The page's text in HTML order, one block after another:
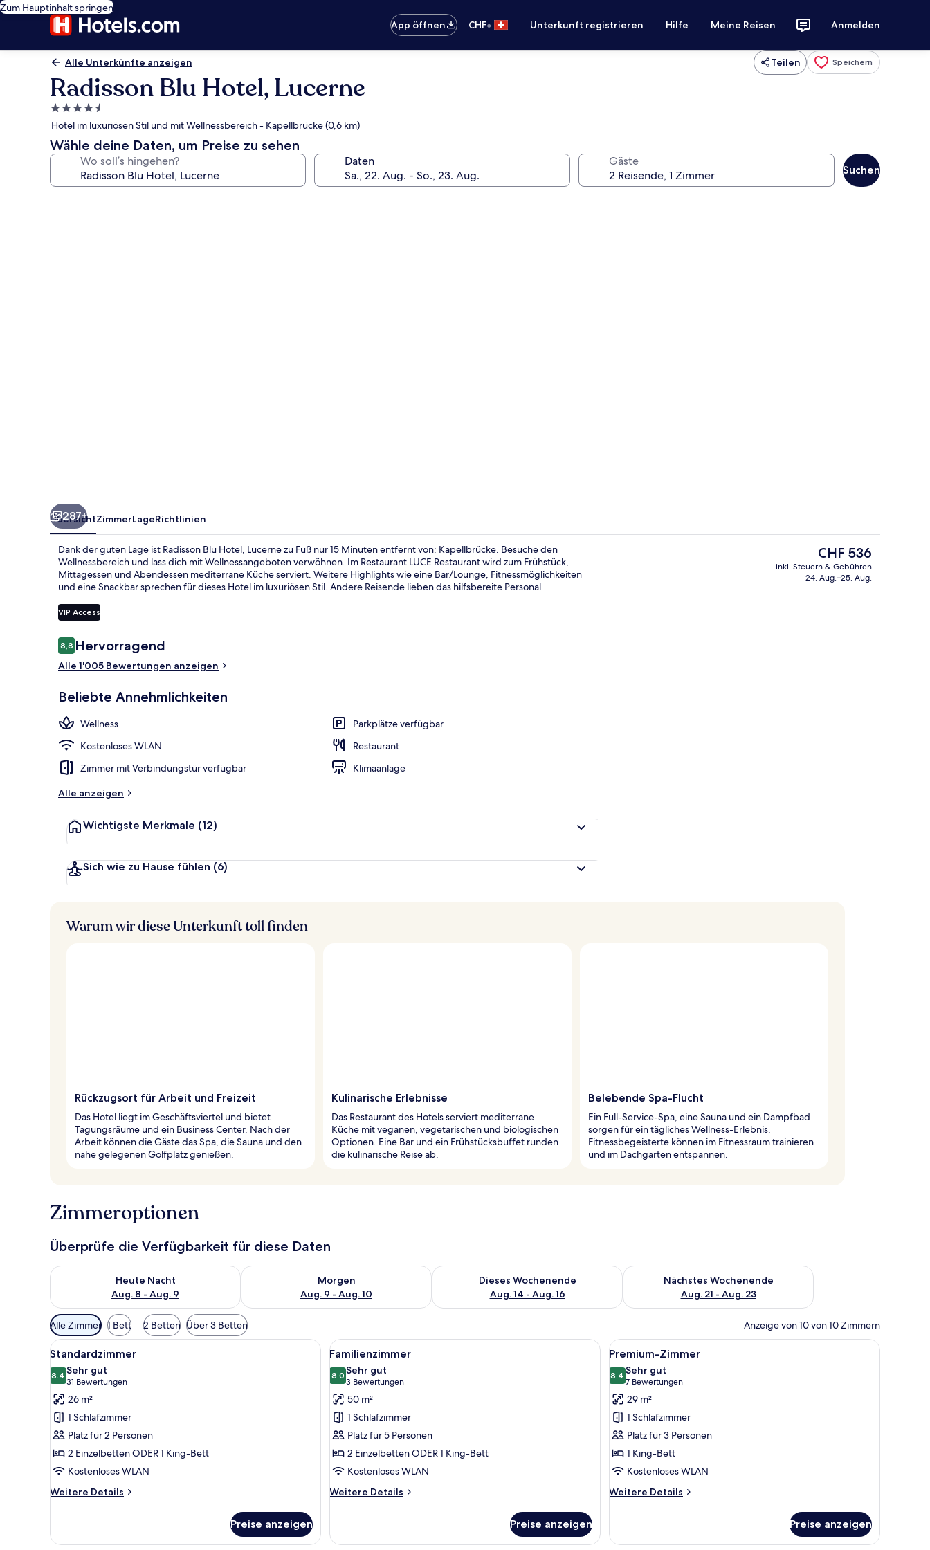
Zum Hauptinhalt springen
App öffnen
CHF• Unterkunft registrieren Hilfe Meine Reisen Anmelden
Alle Unterkünfte anzeigen Teilen Speichern
Radisson Blu Hotel, Lucerne
4.5-
Sterne-
Unterkunft
Hotel im luxuriösen Stil und mit Wellnessbereich - Kapellbrücke (0,6 km)
Wähle deine Daten, um Preise zu sehen
Wo soll’s hingehen? Daten Gäste
Suchen
Premium-Zimmer, Seeseite
287+
ÜbersichtZimmerLageRichtlinien
Dank der guten Lage ist Radisson Blu Hotel, Lucerne zu Fuß nur 15 Minuten entfernt von: Kapellbrücke. Besuche den
Wellnessbereich und lass dich mit Wellnessangeboten verwöhnen. Im Restaurant LUCE Restaurant wird zum Frühstück,
Mittagessen und Abendessen mediterrane Küche serviert. Weitere Highlights wie eine Bar/Lounge, Fitnessmöglichkeiten
und eine Snackbar sprechen für dieses Hotel im luxuriösen Stil. Andere Reisende lieben das hilfsbereite Personal.
VIP Access
Bewertungen
8,88,8 von 10.
Hervorragend
Alle 1'005 Bewertungen anzeigen
Beliebte Annehmlichkeiten
Wellness
Parkplätze verfügbar
Kostenloses WLAN
Restaurant
Zimmer mit Verbindungstür verfügbar
Klimaanlage
Alle anzeigen
Wichtigste Merkmale (12)
Sich wie zu Hause fühlen (6)
Der
aktuelle
Preis
CHF 536
inkl. Steuern & Gebühren
24. Aug.–25. Aug.
Warum wir diese Unterkunft toll finden
Rückzugsort für Arbeit und Freizeit
Das Hotel liegt im Geschäftsviertel und bietet
Tagungsräume und ein Business Center. Nach der
Arbeit können die Gäste das Spa, die Sauna und den
nahe gelegenen Golfplatz genießen.
Kulinarische Erlebnisse
Das Restaurant des Hotels serviert mediterrane
Küche mit veganen, vegetarischen und biologischen
Optionen. Eine Bar und ein Frühstücksbuffet runden
die kulinarische Reise ab.
Belebende Spa-Flucht
Ein Full-Service-Spa, eine Sauna und ein Dampfbad
sorgen für ein tägliches Wellness-Erlebnis.
Fitnessbegeisterte können im Fitnessraum trainieren
und im Dachgarten entspannen.
Zimmeroptionen
Überprüfe die Verfügbarkeit für diese Daten
Heute Nacht
Aug. 8 - Aug. 9
Überprüfe die Verfügbarkeit für heute Nacht, Aug. 8 - Aug. 9.
Morgen
Aug. 9 - Aug. 10
Überprüfe die Verfügbarkeit für morgen, Aug. 9 - Aug. 10.
Dieses Wochenende
Aug. 14 - Aug. 16
Überprüfe die Verfügbarkeit für dieses Wochenende, Aug. 14 - Aug. 16.
Nächstes Wochenende
Aug. 21 - Aug. 23
Überprüfe die Verfügbarkeit für nächstes Wochenende, Aug.
Verfügbare
Filter
für
Zimmer
Alle Zimmer 1 Bett 2 Betten Über 3 Betten Anzeige von 10 von 10 Zimmern
Alle
Fotos
für
Standardzimmer
anzeigen
Ein Hotelzimmer mit Doppelbett, Nachttischlampen, einem Nachttisch mit Telefon und einem Wandbild.
17
Standardzimmer
8.48.4 von 10
Sehr gut
31 Bewertungen
(31
Bewertungen)
26 m²
1 Schlafzimmer
Platz für 2 Personen
2 Einzelbetten ODER 1 King-Bett
Kostenloses WLAN
Weitere Details
Weitere
Preise anzeigen
Alle
Fotos
für
Familienzimmer
anzeigen
Ein Hotelzimmer mit Dusche, Bett, Schreibtisch und Fernseher.
10
Familienzimmer
8.08.0 von 10
Sehr gut
3 Bewertungen
(3
Bewertungen)
50 m²
1 Schlafzimmer
Platz für 5 Personen
2 Einzelbetten ODER 1 King-Bett
Kostenloses WLAN
Weitere Details
Weitere
Preise anzeigen
Alle
Fotos
für
Premium-
Zimmer
anzeigen
Ein modernes Hotelzimmer mit einem
14
Premium-Zimmer
8.48.4 von 10
Sehr gut
7 Bewertungen
(7
Bewertungen)
29 m²
1 Schlafzimmer
Platz für 3 Personen
1 King-Bett
Kostenloses WLAN
Weitere Details
Weitere
Zimmer
Preise anzeigen